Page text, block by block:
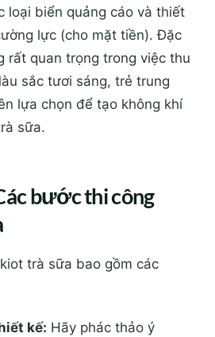
loại biển quảng cáo và thiết
lực (cho mặt tiền). Đặc
rất quan trọng trong việc thu
sắc tươi sáng, trẻ trung
lựa chọn để tạo không khí
sữa.
bước thi công
trà sữa bao gồm các
kế: Hãy phác thảo ý